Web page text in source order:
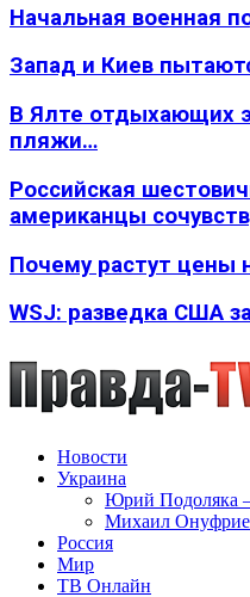
Начальная военная
Запад и Киев
В Ялте отдыхающих
пляжи…
Российская
американцы
Почему растут цены
WSJ: разведка США
Новости
Украина
Юрий
Михаил
Россия
Мир
ТВ Онлайн